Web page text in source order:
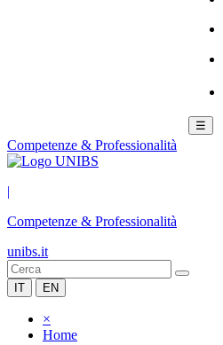
☰
Competenze & Professionalità
|
Competenze & Professionalità
unibs.it
IT EN
×
Home